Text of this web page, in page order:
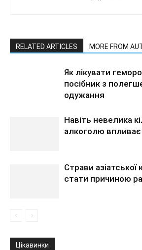
RELATED ARTICLES MORE FROM
Як лікувати
посібник з
одужання
Навіть невелика
алкоголю
Страви азіатської
стати причиною
Цікавинки